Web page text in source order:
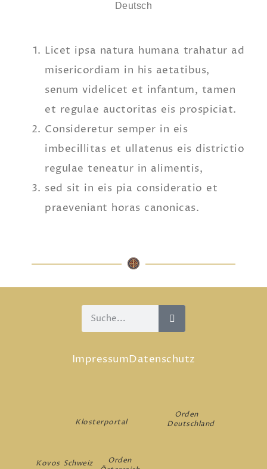
Deutsch
Licet ipsa natura humana trahatur ad
misericordiam in his aetatibus,
senum videlicet et infantum, tamen
et regulae auctoritas eis prospiciat.
Consideretur semper in eis
imbecillitas et ullatenus eis districtio
regulae teneatur in alimentis,
sed sit in eis pia consideratio et
praeveniant horas canonicas.
ImpressumDatenschutz
Orden
Deutschland
Kovos Schweiz
Klosterportal
Orden